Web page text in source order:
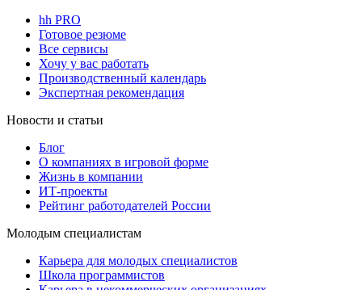
hh PRO
Готовое резюме
Все сервисы
Хочу у вас работать
Производственный календарь
Экспертная рекомендация
Новости и статьи
Блог
О компаниях в игровой форме
Жизнь в компании
ИТ-проекты
Рейтинг работодателей России
Молодым специалистам
Карьера для молодых специалистов
Школа программистов